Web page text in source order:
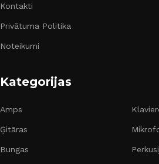
Kontakti
Privātuma Politika
Noteikumi
Kategorijas
Amps
Ģitāras
Bungas